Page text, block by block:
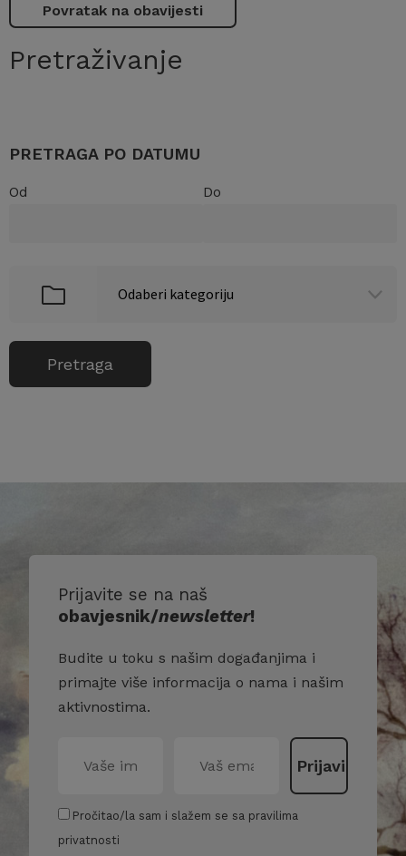
Povratak na obavijesti
Pretraživanje
PRETRAGA PO DATUMU
Od Do
Prijavite se na naš
obavjesnik/newsletter!
Budite u toku s našim događanjima i
primajte više informacija o nama i našim
aktivnostima.
Pročitao/la sam i slažem se sa pravilima
privatnosti